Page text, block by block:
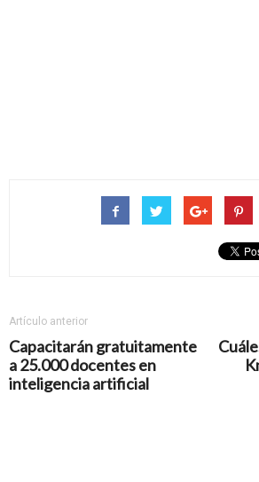
Artículo anterior
Capacitarán gratuitamente
a 25.000 docentes en
inteligencia artificial